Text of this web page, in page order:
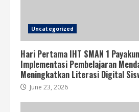
Uncategorized
Hari Pertama IHT SMAN 1
Implementasi Pembelajaran
Meningkatkan Literasi Digital
June 23, 2026